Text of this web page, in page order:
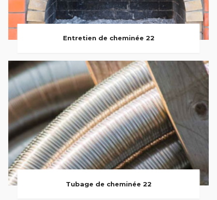
Entretien de cheminée 22
Tubage de cheminée 22